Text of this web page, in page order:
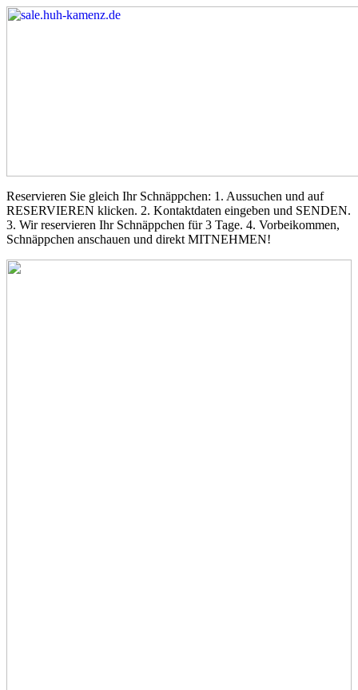
Reservieren Sie gleich Ihr Schnäppchen: 1. Aussuchen und auf
RESERVIEREN klicken. 2. Kontaktdaten eingeben und SENDEN.
3. Wir reservieren Ihr Schnäppchen für 3 Tage. 4. Vorbeikommen,
Schnäppchen anschauen und direkt MITNEHMEN!